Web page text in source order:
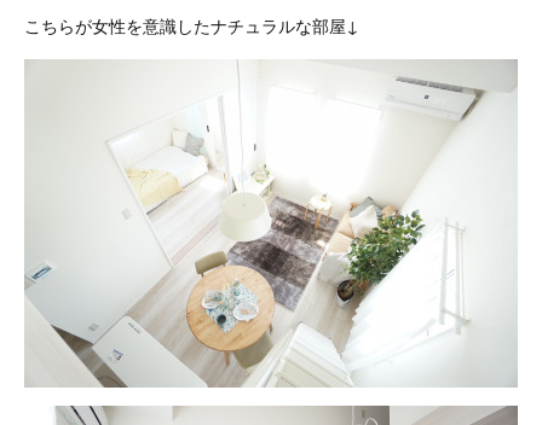
こちらが女性を意識したナチュラルな部屋↓